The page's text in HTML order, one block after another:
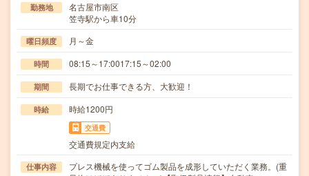
勤務地
名古屋市南区
笠寺駅から車10分
曜日頻度 月～金
時間 08:15～17:0017:15～02:00
期間 長期でお仕事できる方、大歓迎！
時給 時給1200円
交通費
交通費規定内支給
仕事内容
プレス機械を使ってゴム製品を成形していただく業務。(重